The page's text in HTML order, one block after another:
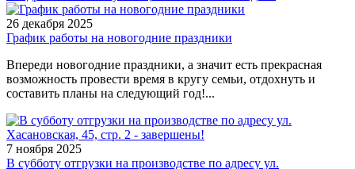
26 декабря 2025
График работы на новогодние праздники
Впереди новогодние праздники, а значит есть прекрасная
возможность провести время в кругу семьи, отдохнуть и
составить планы на следующий год!...
7 ноября 2025
В субботу отгрузки на производстве по адресу ул.